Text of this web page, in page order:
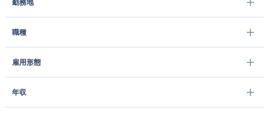
勤務地
職種
雇用形態
年収